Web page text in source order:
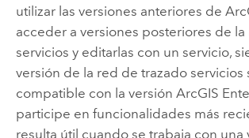
utilizar las versiones anteriores de
acceder a versiones posteriores de
servicios y editarlas con un servicio,
versión de la red de trazado servicios
compatible con la versión ArcGIS
participe en funcionalidades más
resulta útil cuando se trabaja con una